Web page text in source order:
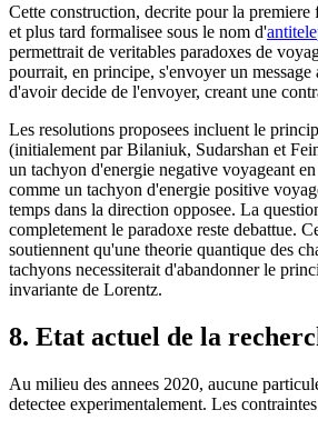
Cette construction, decrite pour la
et plus tard formalisee sous le nom d'
permettrait de veritables paradoxes de
pourrait, en principe, s'envoyer un message
d'avoir decide de l'envoyer, creant une
Les resolutions proposees incluent le
(initialement par Bilaniuk, Sudarshan et
un tachyon d'energie negative voyageant
comme un tachyon d'energie positive
temps dans la direction opposee. La
completement le paradoxe reste debattue.
soutiennent qu'une theorie quantique des
tachyons necessiterait d'abandonner le
invariante de Lorentz.
8. Etat actuel de la
Au milieu des annees 2020, aucune
detectee experimentalement. Les